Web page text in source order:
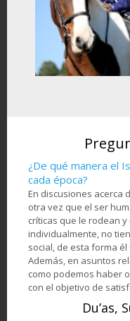
Atleta de
¿De qué manera el
cada época?
En discusiones acerca
otra vez que el ser
críticas que le rodean
individualmente, no
social, de esta forma
Además, en asuntos
como podemos haber
con el objetivo de
Du’as,